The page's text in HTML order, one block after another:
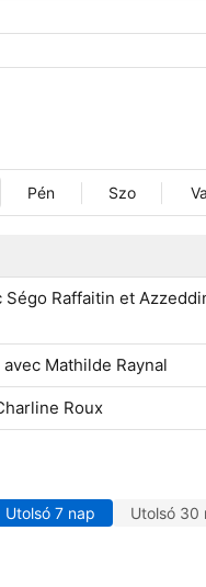
Pén Szo
Ségo Raffaitin et
avec Mathilde Raynal
Roux
Utolsó 7 nap Utolsó 30